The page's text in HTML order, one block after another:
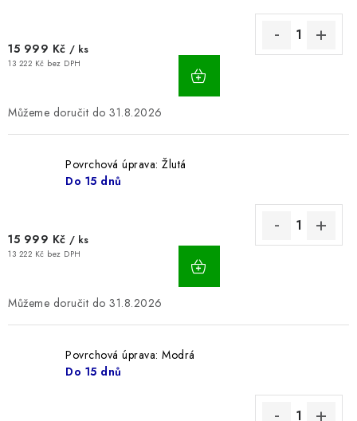
15 999 Kč / ks
13 222 Kč bez DPH
31.8.2026
Povrchová úprava: Žlutá
Do 15 dnů
15 999 Kč / ks
13 222 Kč bez DPH
31.8.2026
Povrchová úprava: Modrá
Do 15 dnů